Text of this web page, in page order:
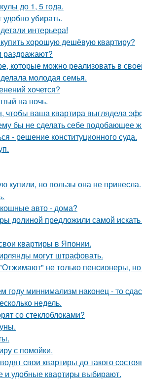
до 1, 5 года.
убирать.
интерьера!
хорошую дешёвую квартиру?
раздражают?
которые можно реализовать в
молодая семья.
хочется?
на ночь.
чтобы ваша квартира выглядела
бы не сделать себе подобающее
- решение конституционного суда.
купили, но пользы она не принесла.
авто - дома?
долиной предложили самой
квартиры в Японии.
могут штрафовать.
не только пенсионеры,
миннимализм наконец - то
недель.
со стеклоблоками?
с помойки.
свои квартиры до такого
удобные квартиры выбирают.